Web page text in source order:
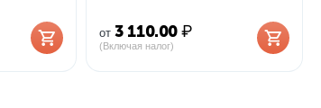
от 3 110.00₽
(Включая налог)